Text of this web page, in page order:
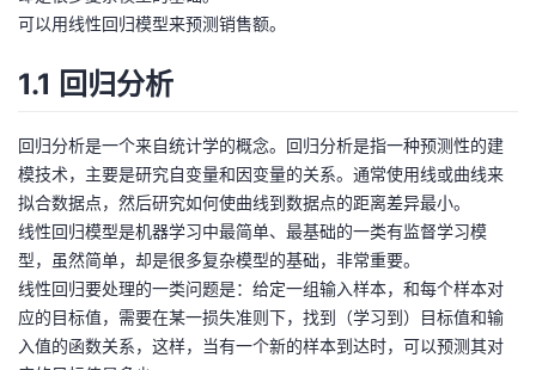
博
客
的
论
坛
我
的
圈
子
我
的
直
我
的
我
可以用线性回归模型来预测销售额。
1.1 回归分析
回归分析是一个来自统计学的概念。回归分析是指一种预测性的建
模技术，主要是研究自变量和因变量的关系。通常使用线或曲线来
拟合数据点，然后研究如何使曲线到数据点的距离差异最小。
线性回归模型是机器学习中最简单、最基础的一类有监督学习模
型，虽然简单，却是很多复杂模型的基础，非常重要。
线性回归要处理的一类问题是：给定一组输入样本，和每个样本对
应的目标值，需要在某一损失准则下，找到（学习到）目标值和输
入值的函数关系，这样，当有一个新的样本到达时，可以预测其对